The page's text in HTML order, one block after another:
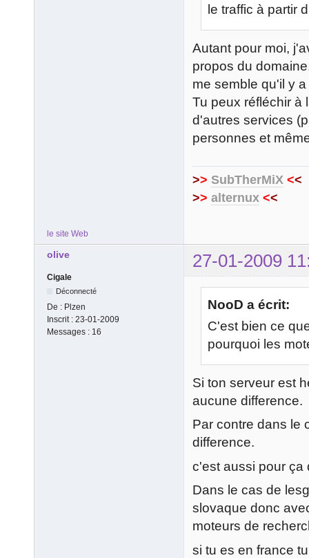
le traffic à partir
Autant pour moi,
propos du
me semble qu'il y
Tu peux réfléchir à
d'autres services
personnes et
>> SubTherMiX <<
>> alternux <<
le site Web
olive 27-01-2009
Cigale
Déconnecté
De : Plzen
Inscrit : 23-01-2009
Messages : 16
NooD a écrit:
C'est bien ce
pourquoi les
Si ton serveur est
aucune difference.
Par contre dans le
difference.
c'est aussi pour ça
Dans le cas de
slovaque donc
moteurs de
si tu es en france